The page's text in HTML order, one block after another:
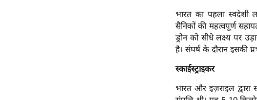
भारत का पहला स्वदेशी
सैनिकों की महत्वपूर्ण
ड्रोन को सीधे लक्ष्य पर
है। संघर्ष के दौरान इसकी
स्काईस्ट्राइकर
भारत और इज़राइल